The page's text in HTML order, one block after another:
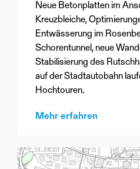
Neue Betonplatten im
Kreuzbleiche,
Entwässerung im
Schorentunnel, neue
Stabilisierung des
auf der Stadtautobahn
Hochtouren.
Mehr erfahren